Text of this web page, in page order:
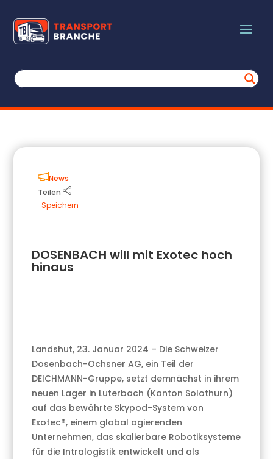
News
Teilen
Speichern
DOSENBACH will mit Exotec hoch
hinaus
Landshut, 23. Januar 2024 – Die Schweizer
Dosenbach-Ochsner AG, ein Teil der
DEICHMANN-Gruppe, setzt demnächst in ihrem
neuen Lager in Luterbach (Kanton Solothurn)
auf das bewährte Skypod-System von
Exotec®, einem global agierenden
Unternehmen, das skalierbare Robotiksysteme
für die Intralogistik entwickelt und als